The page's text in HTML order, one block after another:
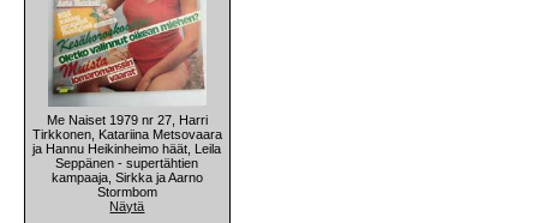
Me Naiset 1979 nr 27, Harri
Tirkkonen, Katariina Metsovaara
ja Hannu Heikinheimo häät, Leila
Seppänen - supertähtien
kampaaja, Sirkka ja Aarno
Stormbom
Näytä